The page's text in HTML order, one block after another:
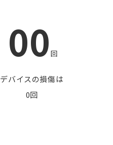
00 回
デバイスの損傷は
0回